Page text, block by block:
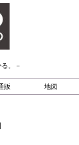
。－
販 地図